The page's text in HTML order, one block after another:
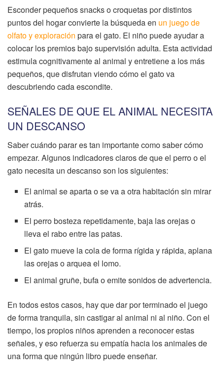
Esconder pequeños snacks o croquetas por distintos
puntos del hogar convierte la búsqueda en un juego de
olfato y exploración para el gato. El niño puede ayudar a
colocar los premios bajo supervisión adulta. Esta actividad
estimula cognitivamente al animal y entretiene a los más
pequeños, que disfrutan viendo cómo el gato va
descubriendo cada escondite.
SEÑALES DE QUE EL ANIMAL NECESITA
UN DESCANSO
Saber cuándo parar es tan importante como saber cómo
empezar. Algunos indicadores claros de que el perro o el
gato necesita un descanso son los siguientes:
El animal se aparta o se va a otra habitación sin mirar
atrás.
El perro bosteza repetidamente, baja las orejas o
lleva el rabo entre las patas.
El gato mueve la cola de forma rígida y rápida, aplana
las orejas o arquea el lomo.
El animal gruñe, bufa o emite sonidos de advertencia.
En todos estos casos, hay que dar por terminado el juego
de forma tranquila, sin castigar al animal ni al niño. Con el
tiempo, los propios niños aprenden a reconocer estas
señales, y eso refuerza su empatía hacia los animales de
una forma que ningún libro puede enseñar.